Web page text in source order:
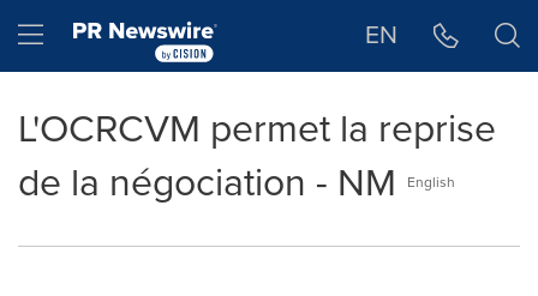
Hamburger menu EN
L'OCRCVM permet la reprise
de la négociation - NM
English